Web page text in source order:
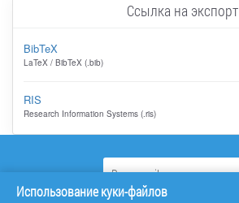
Ссылка на экспорт
BibTeX
LaTeX / BibTeX (.bib)
RIS
Research Information Systems (.ris)
Использование куки-файлов